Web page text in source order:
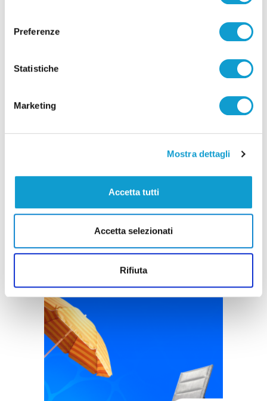
Preferenze
Statistiche
Marketing
Mostra dettagli
Accetta tutti
Accetta selezionati
Rifiuta